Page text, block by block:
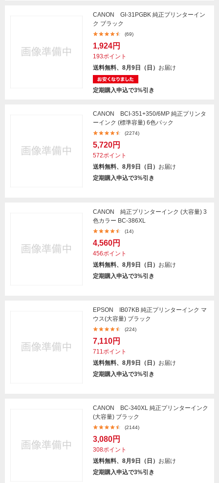
CANON GI-31PGBK 純正プリンターイン
ク ブラック
(69)
1,924円
193ポイント
送料無料、8月9日（日） お届け
定期購入申込で3%引き
CANON BCI-351+350/6MP 純正プリンタ
ーインク (標準容量) 6色パック
(2274)
5,720円
572ポイント
送料無料、8月9日（日） お届け
定期購入申込で3%引き
CANON 純正プリンターインク (大容量) 3
色カラー BC-386XL
(14)
4,560円
456ポイント
送料無料、8月9日（日） お届け
定期購入申込で3%引き
EPSON IB07KB 純正プリンターインク マ
ウス(大容量) ブラック
(224)
7,110円
711ポイント
送料無料、8月9日（日） お届け
定期購入申込で3%引き
CANON BC-340XL 純正プリンターインク
(大容量) ブラック
(2144)
3,080円
308ポイント
送料無料、8月9日（日） お届け
定期購入申込で3%引き